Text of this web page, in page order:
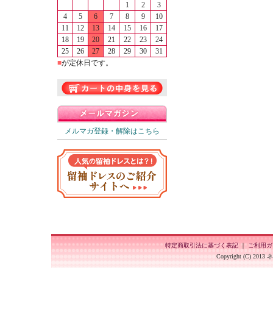
1
2
3
4
5 6 7 8 9
10
11
12 13 14 15 16
17
18
19 20 21 22 23
24
25
26 27 28 29 30
31
■が定休日です。
メルマガ登録・解除はこちら
特定商取引法に基づく表記 ｜ ご利用
Copyright (C) 2013